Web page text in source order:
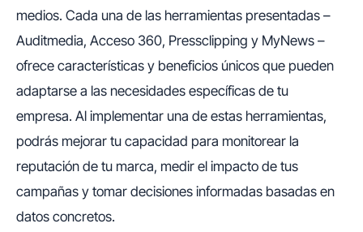
medios. Cada una de las herramientas presentadas –
Auditmedia, Acceso 360, Pressclipping y MyNews –
ofrece características y beneficios únicos que pueden
adaptarse a las necesidades específicas de tu
empresa. Al implementar una de estas herramientas,
podrás mejorar tu capacidad para monitorear la
reputación de tu marca, medir el impacto de tus
campañas y tomar decisiones informadas basadas en
datos concretos.